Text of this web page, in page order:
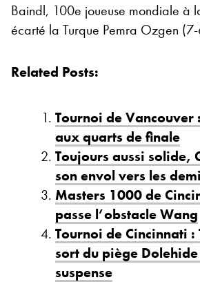
Baindl, 100e joueuse mondiale à
écarté la Turque Pemra Ozgen
Related Posts:
Tournoi de Vancouver
aux quarts de finale
Toujours aussi solide,
son envol vers les
Masters 1000 de
passe l’obstacle Wang
Tournoi de Cincinnati :
sort du piège
suspense